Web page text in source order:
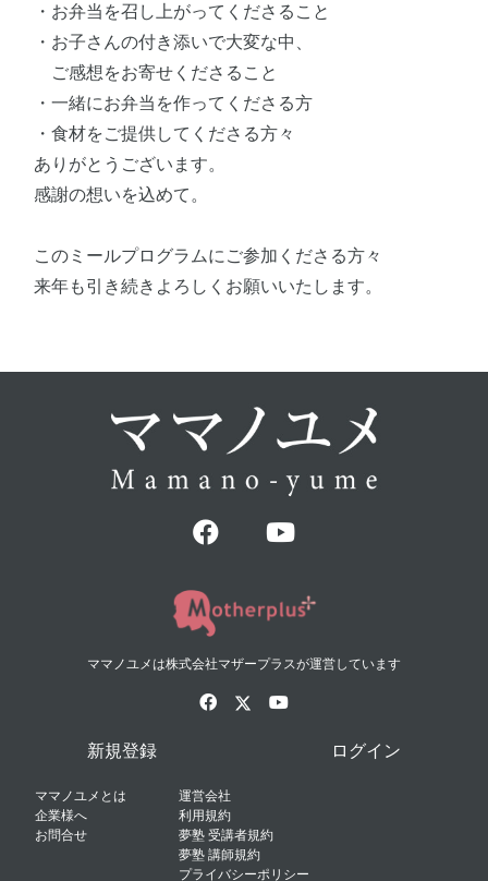
・お弁当を召し上がってくださること
・お子さんの付き添いで大変な中、
ご感想をお寄せくださること
・一緒にお弁当を作ってくださる方
・食材をご提供してくださる方々
ありがとうございます。
感謝の想いを込めて。
このミールプログラムにご参加くださる方々
来年も引き続きよろしくお願いいたします。
ママノユメは株式会社マザープラスが運営しています
新規登録 ログイン
ママノユメとは
企業様へ
お問合せ
運営会社
利用規約
夢塾 受講者規約
夢塾 講師規約
プライバシーポリシー